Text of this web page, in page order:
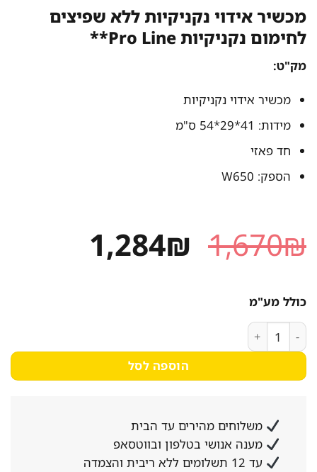
מכשיר אידוי נקניקיות ללא שפיצים
לחימום נקניקיות Pro Line**
מק"ט:
מכשיר אידוי נקניקיות
מידות: 41*29*54 ס"מ
חד פאזי
הספק: W650
1,670₪ המחיר
המקורי
1,284₪ המחיר
כולל מע"מ
כמות של מכשיר אידוי נקניקיות ללא שפיצים לחימום נקניקיות Pro Line**
הוספה לסל
משלוחים מהירים עד הבית
מענה אנושי בטלפון ובווטסאפ
עד 12 תשלומים ללא ריבית והצמדה